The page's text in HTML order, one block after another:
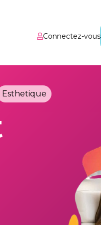
Connectez-vous
Esthetique